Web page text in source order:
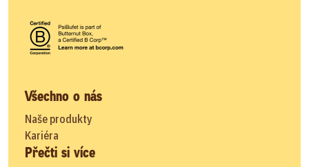
Všechno o nás
Naše produkty
Kariéra
Přečti si více